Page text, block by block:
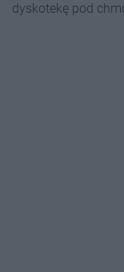
dyskotekę pod